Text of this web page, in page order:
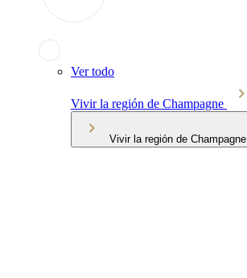
Ver todo
Vivir la región de Champagne
Vivir la región de Champagne